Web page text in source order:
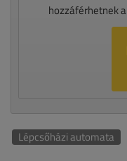
hozzáférhetnek
Lépcsőházi automata